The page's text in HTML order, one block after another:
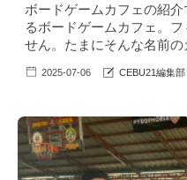
ボードゲームカフェの紹
るボードゲームカフェ。
せん。たまにそんな名前の
2025-07-06 CEBU21編集部